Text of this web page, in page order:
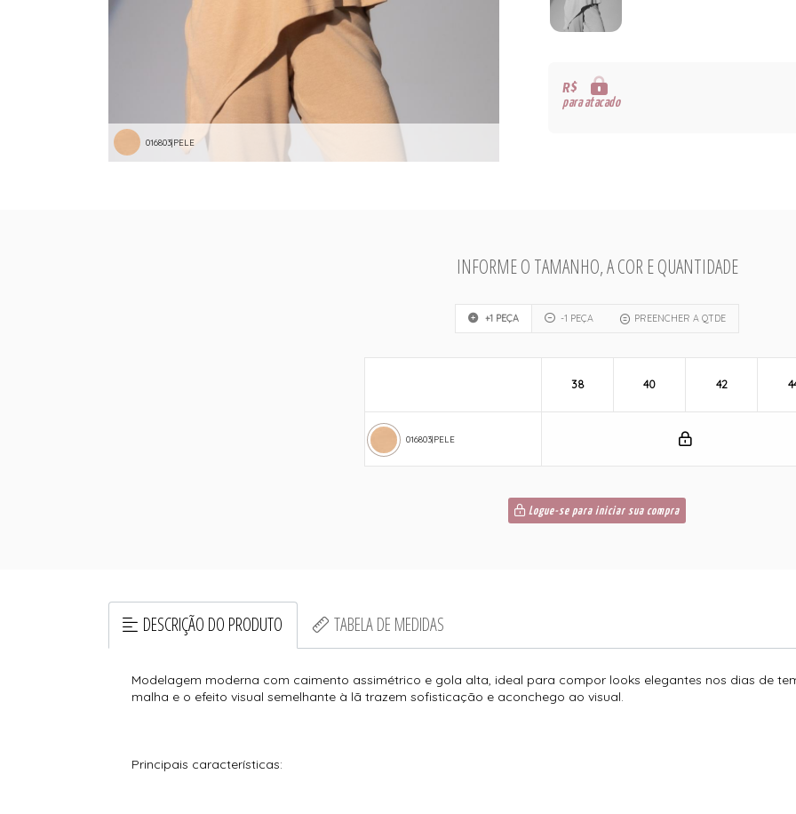
016803|PELE
R$
para atacado
INFORME O TAMANHO, A COR E QUANTIDADE
+1 PEÇA -1 PEÇA PREENCHER A QTDE
016803|PELE
38 40 42
Logue-se para iniciar sua compra
DESCRIÇÃO DO PRODUTO TABELA DE MEDIDAS
Modelagem moderna com caimento assimétrico e gola alta, ideal para compor looks elegantes nos dias de
malha e o efeito visual semelhante à lã trazem sofisticação e aconchego ao visual.
Principais características: